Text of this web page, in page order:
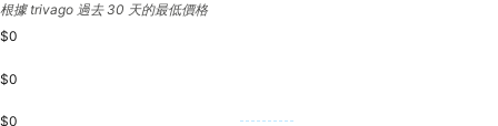
根據 trivago 過去 30 天的最低價格
$0
$0
$0